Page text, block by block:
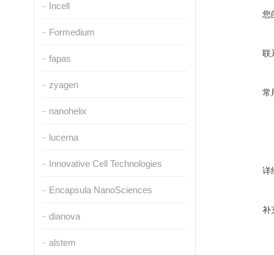
Incell
Formedium
fapas
zyagen
nanohelix
lucerna
Innovative Cell Technologies
Encapsula NanoSciences
dianova
alstem
您
联
常
详
补